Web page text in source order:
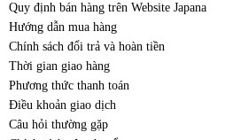
Quy định bán hàng trên Website Japana
Hướng dẫn mua hàng
Chính sách đổi trả và hoàn tiền
Thời gian giao hàng
Phương thức thanh toán
Điều khoản giao dịch
Câu hỏi thường gặp